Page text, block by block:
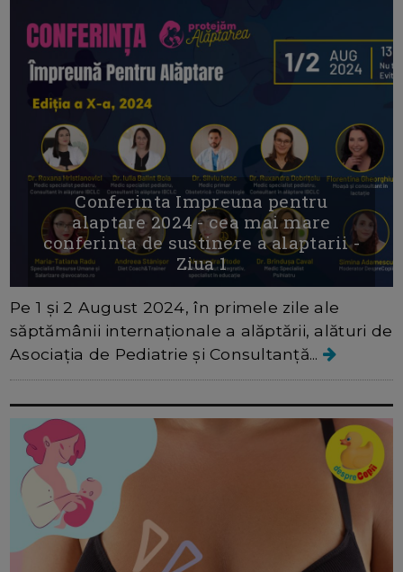
Conferinta Impreuna pentru
alaptare 2024 - cea mai mare
conferinta de sustinere a alaptarii -
Ziua 1
Pe 1 și 2 August 2024, în primele zile ale
săptămânii internaționale a alăptării, alături de
Asociația de Pediatrie și Consultanță...